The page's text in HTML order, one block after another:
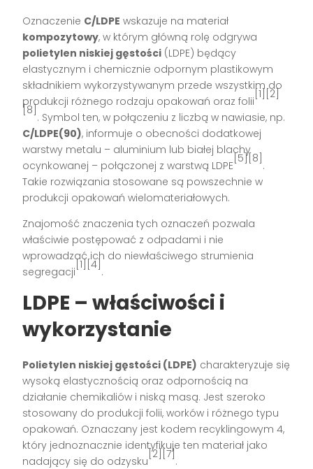
Oznaczenie C/LDPE wskazuje na materiał
kompozytowy, w którym główną rolę odgrywa
polietylen niskiej gęstości (LDPE) będący
elastycznym i chemicznie odpornym plastikowym
składnikiem wykorzystywanym przede wszystkim do
produkcji różnego rodzaju opakowań oraz folii
[1][2]
[8]
. Symbol ten, w połączeniu z liczbą w nawiasie, np.
C/LDPE(90), informuje o obecności dodatkowej
warstwy metalu – aluminium lub białej blachy
ocynkowanej – połączonej z warstwą LDPE
[5][8]
.
Takie rozwiązania stosowane są powszechnie w
produkcji opakowań wielomateriałowych.
Znajomość znaczenia tych oznaczeń pozwala
właściwie postępować z odpadami i nie
wprowadzać ich do niewłaściwego strumienia
segregacji
[1][4]
.
LDPE – właściwości i
wykorzystanie
Polietylen niskiej gęstości (LDPE) charakteryzuje się
wysoką elastycznością oraz odpornością na
działanie chemikaliów i niską masą. Jest szeroko
stosowany do produkcji folii, worków i różnego typu
opakowań. Oznaczany jest kodem recyklingowym 4,
który jednoznacznie identyfikuje ten materiał jako
nadający się do odzysku
[2][7]
.